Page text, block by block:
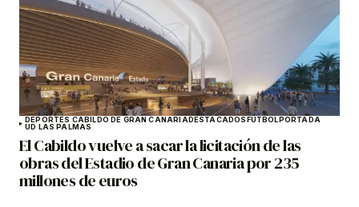
DEPORTES CABILDO DE GRAN CANARIADESTACADOS FÚTBOL PORTADA
UD LAS PALMAS
El Cabildo vuelve a sacar la licitación de las
obras del Estadio de Gran Canaria por 235
millones de euros